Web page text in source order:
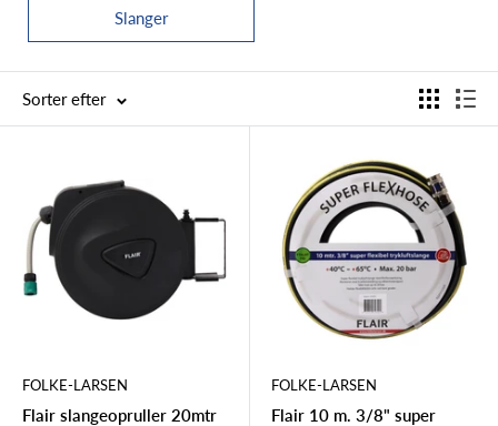
Slanger
Sorter efter
FOLKE-LARSEN
Flair slangeopruller 20mtr
FOLKE-LARSEN
Flair 10 m. 3/8" super